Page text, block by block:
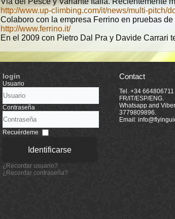
http://www.up-climbing.com/it/news/multi-pitch/
Colaboro con la empresa Ferrino en pruebas
http://www.ferrino.it/
En el 2009 con Pietro Dal Pra y Davide Carrari
login
Usuario
Contraseña
Recuérdeme
Identificarse
¿Recordar usuario?
¿Recordar contraseña?
Contact
Tel. +34
FR/IT/ESP/ENG.
Whatsapp and
3779809896.
Email: